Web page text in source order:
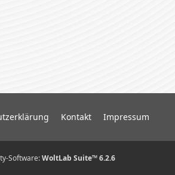
Kontakt Impressum
Software:WoltLab Suite™ 6.2.6